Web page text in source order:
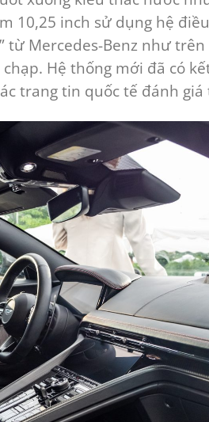
10,25 inch sử dụng hệ
Mercedes-Benz như trên
Hệ thống mới đã có
trang tin quốc tế đánh